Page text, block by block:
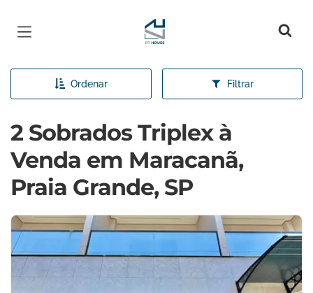
Página inicial
Ordenar Filtrar
2 Sobrados Triplex à
Venda em Maracanã,
Praia Grande, SP